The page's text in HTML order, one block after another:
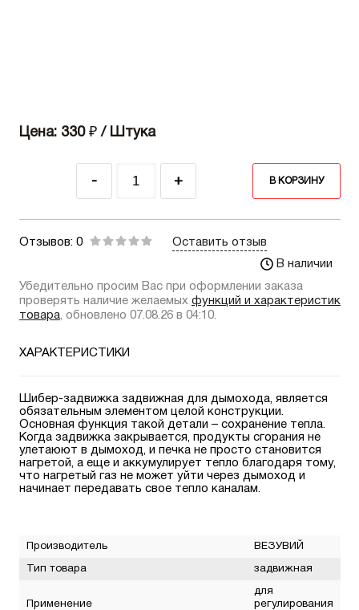
Цена: 330 ₽ / Штука
- + В КОРЗИНУ
Отзывов: 0
Оставить отзыв
В наличии
Убедительно просим Вас при оформлении заказа
проверять наличие желаемых функций и характеристик
товара, обновлено 07.08.26 в 04:10.
ХАРАКТЕРИСТИКИ
Шибер-задвижка задвижная для дымохода, является
обязательным элементом целой конструкции.
Основная функция такой детали – сохранение тепла.
Когда задвижка закрывается, продукты сгорания не
улетаюют в дымоход, и печка не просто становится
нагретой, а еще и аккумулирует тепло благодаря тому,
что нагретый газ не может уйти через дымоход и
начинает передавать свое тепло каналам.
Производитель ВЕЗУВИЙ
Тип товара задвижная
Применение
для
регулирования